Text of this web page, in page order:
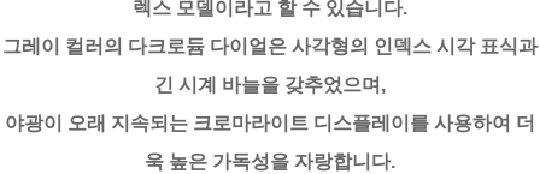
렉스 모델이라고 할 수 있습니다.
그레이 컬러의 다크로듐 다이얼은 사각형의 인덱스 시각 표식과
긴 시계 바늘을 갖추었으며,
야광이 오래 지속되는 크로마라이트 디스플레이를 사용하여 더
욱 높은 가독성을 자랑합니다.